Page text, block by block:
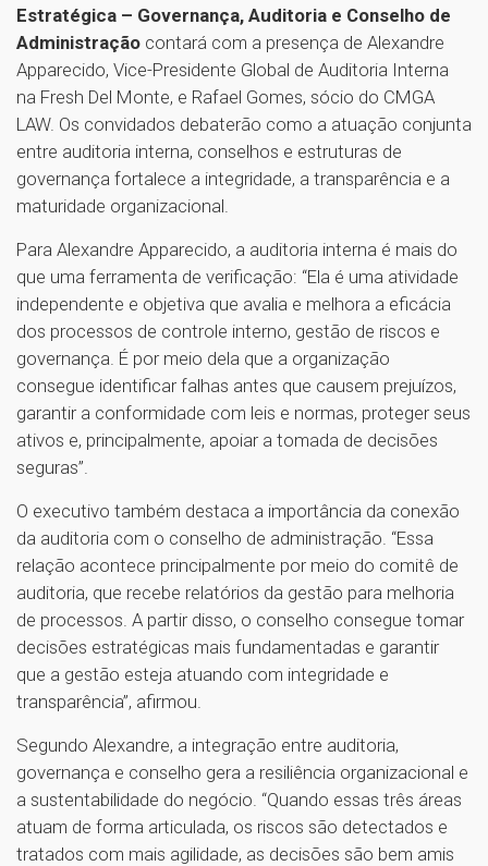
Estratégica – Governança, Auditoria e Conselho de
Administração contará com a presença de Alexandre
Apparecido, Vice-Presidente Global de Auditoria Interna
na Fresh Del Monte, e Rafael Gomes, sócio do CMGA
LAW. Os convidados debaterão como a atuação conjunta
entre auditoria interna, conselhos e estruturas de
governança fortalece a integridade, a transparência e a
maturidade organizacional.
Para Alexandre Apparecido, a auditoria interna é mais do
que uma ferramenta de verificação: “Ela é uma atividade
independente e objetiva que avalia e melhora a eficácia
dos processos de controle interno, gestão de riscos e
governança. É por meio dela que a organização
consegue identificar falhas antes que causem prejuízos,
garantir a conformidade com leis e normas, proteger seus
ativos e, principalmente, apoiar a tomada de decisões
seguras”.
O executivo também destaca a importância da conexão
da auditoria com o conselho de administração. “Essa
relação acontece principalmente por meio do comitê de
auditoria, que recebe relatórios da gestão para melhoria
de processos. A partir disso, o conselho consegue tomar
decisões estratégicas mais fundamentadas e garantir
que a gestão esteja atuando com integridade e
transparência”, afirmou.
Segundo Alexandre, a integração entre auditoria,
governança e conselho gera a resiliência organizacional e
a sustentabilidade do negócio. “Quando essas três áreas
atuam de forma articulada, os riscos são detectados e
tratados com mais agilidade, as decisões são bem amis